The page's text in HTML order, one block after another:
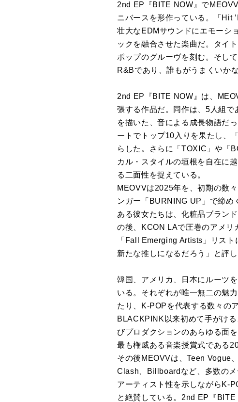
2nd EP『BITE NOW』で
ニバースを形作っている。「Hit
壮大なEDMサウンドにエモーシ
ックを融合させた楽曲だ。タイ
ポップのグルーヴを刻む。そし
R&Bであり、誰もがうまくいか
2nd EP『BITE NOW』は、
張する作品だ。同作は、5人組
を描いた、音による成長物語だ
ートでトップ10入りを果たし、
らした。さらに「TOXIC」や「
カル・スタイルの垣根を自在に
る二面性を捉えている。
MEOVVは2025年を、初期の数
ンガー「BURNING UP」で締
ある彼女たちは、化粧品ブラン
の後、KCON LAで圧巻のアメリ
「Fall Emerging Artists」リス
新たな推しになるだろう」と評し
韓国、アメリカ、日本にルーツ
いる。それぞれが唯一無二の魅
たり、K-POPを代表する数々の
BLACKPINK以来初めて手がけ
びプロダクションのあらゆる面
最も権威ある音楽授賞式である
その後MEOVVは、Teen Vogue
Clash、Billboardなど、多数の
アーティスト性を示しながらK-
と絶賛している。2nd EP『